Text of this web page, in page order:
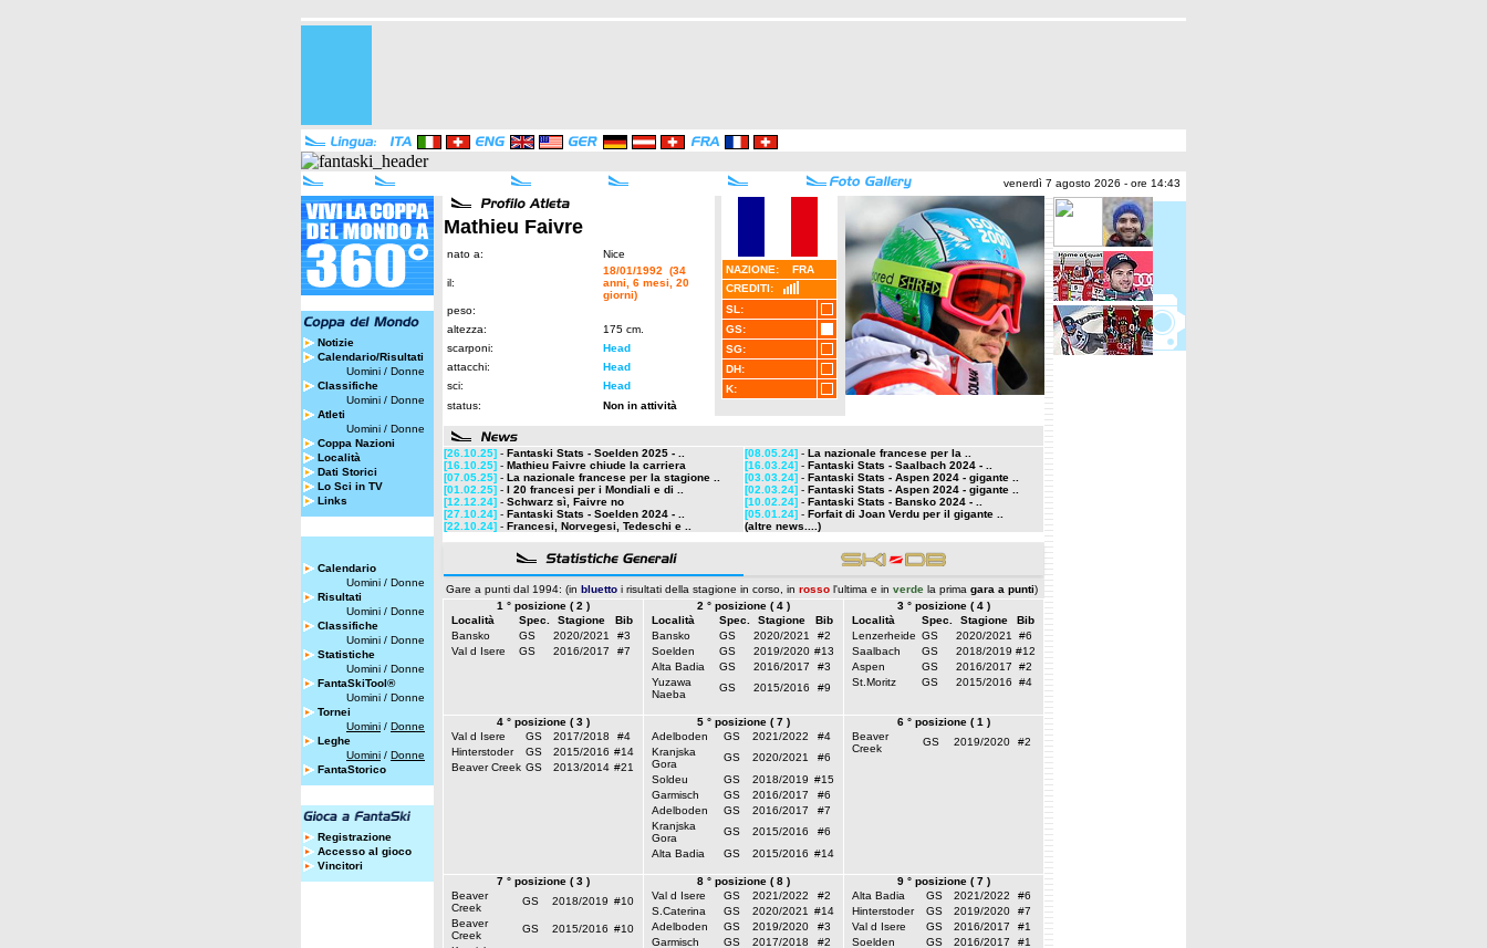
venerdì 7 agosto 2026 - ore 14:43
Notizie
Calendario/Risultati
Uomini / Donne
Classifiche
Uomini / Donne
Atleti
Uomini / Donne
Coppa Nazioni
Località
Dati Storici
Lo Sci in TV
Links
Calendario
Uomini / Donne
Risultati
Uomini / Donne
Classifiche
Uomini / Donne
Statistiche
Uomini / Donne
FantaSkiTool®
Uomini / Donne
Tornei
Uomini / Donne
Leghe
Uomini / Donne
FantaStorico
Registrazione
Accesso al gioco
Vincitori
Mathieu Faivre
nato a: Nice
il:
18/01/1992 (34
anni, 6 mesi, 20
giorni)
peso:
altezza:
175 cm.
scarponi:
Head
attacchi:
Head
sci:
Head
status:
Non in attività
NAZIONE: FRA
CREDITI:
SL:
GS:
SG:
DH:
K:
[26.10.25] - Fantaski Stats - Soelden 2025 - ..
[16.10.25] - Mathieu Faivre chiude la carriera
[07.05.25] - La nazionale francese per la stagione ..
[01.02.25] - I 20 francesi per i Mondiali e di ..
[12.12.24] - Schwarz sì, Faivre no
[27.10.24] - Fantaski Stats - Soelden 2024 - ..
[22.10.24] - Francesi, Norvegesi, Tedeschi e ..
[08.05.24] - La nazionale francese per la ..
[16.03.24] - Fantaski Stats - Saalbach 2024 - ..
[03.03.24] - Fantaski Stats - Aspen 2024 - gigante ..
[02.03.24] - Fantaski Stats - Aspen 2024 - gigante ..
[10.02.24] - Fantaski Stats - Bansko 2024 - ..
[05.01.24] - Forfait di Joan Verdu per il gigante ..
(altre news....)
Gare a punti dal 1994: (in bluetto i risultati della stagione in corso, in rosso l'ultima e in verde la prima gara a punti)
1 ° posizione ( 2 )
Località
Spec. Stagione
Bib
Bansko
GS 2020/2021
#3
Val d Isere
GS 2016/2017 #7
2 ° posizione ( 4 )
Località
Spec. Stagione
Bib
Bansko
GS 2020/2021
#2
Soelden
GS 2019/2020 #13
Alta Badia
GS 2016/2017
#3
Yuzawa
Naeba
GS 2015/2016 #9
3 ° posizione ( 4 )
Località
Spec. Stagione
Bib
Lenzerheide GS 2020/2021
#6
Saalbach
GS 2018/2019 #12
Aspen
GS 2016/2017
#2
St.Moritz
GS 2015/2016 #4
4 ° posizione ( 3 )
Val d Isere
GS 2017/2018
#4
Hinterstoder
GS 2015/2016 #14
Beaver Creek GS 2013/2014 #21
5 ° posizione ( 7 )
Adelboden
GS 2021/2022
#4
Kranjska
Gora
GS 2020/2021
#6
Soldeu
GS 2018/2019 #15
Garmisch
GS 2016/2017
#6
Adelboden
GS 2016/2017
#7
Kranjska
Gora
GS 2015/2016
#6
Alta Badia
GS 2015/2016 #14
6 ° posizione ( 1 )
Beaver
Creek
GS 2019/2020 #2
7 ° posizione ( 3 )
Beaver
Creek
GS 2018/2019 #10
Beaver
Creek
GS 2015/2016 #10
8 ° posizione ( 8 )
Val d Isere
GS 2021/2022
#2
S.Caterina
GS 2020/2021
#14
Adelboden
GS 2019/2020
#3
Garmisch
GS 2017/2018
#2
9 ° posizione ( 7 )
Alta Badia
GS 2021/2022
#6
Hinterstoder
GS 2019/2020
#7
Val d Isere
GS 2016/2017
#1
Soelden
GS 2016/2017
#1